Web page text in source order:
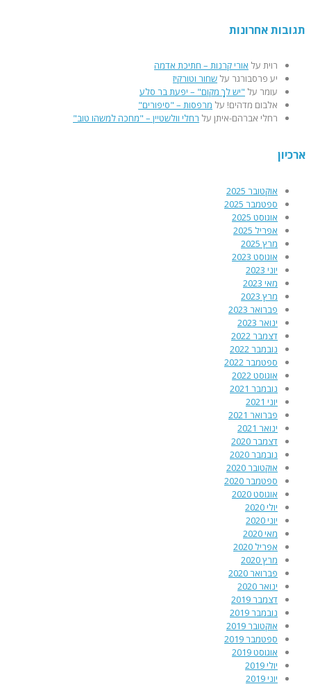
תגובות אחרונות
רוית על אורי קרנות – חתיכת אדמה
יע פרסבורגר על שחור וטורקיז
עומר על "יש לךָ מקום" – יפעת בר סלע
אלבום מדהים! על מרפסות – "סיפורים"
רחלי אברהם-איתן על רחלי וולשטיין – "מחכה למשהו טוב"
ארכיון
אוקטובר 2025
ספטמבר 2025
אוגוסט 2025
אפריל 2025
מרץ 2025
אוגוסט 2023
יוני 2023
מאי 2023
מרץ 2023
פברואר 2023
ינואר 2023
דצמבר 2022
נובמבר 2022
ספטמבר 2022
אוגוסט 2022
נובמבר 2021
יוני 2021
פברואר 2021
ינואר 2021
דצמבר 2020
נובמבר 2020
אוקטובר 2020
ספטמבר 2020
אוגוסט 2020
יולי 2020
יוני 2020
מאי 2020
אפריל 2020
מרץ 2020
פברואר 2020
ינואר 2020
דצמבר 2019
נובמבר 2019
אוקטובר 2019
ספטמבר 2019
אוגוסט 2019
יולי 2019
יוני 2019